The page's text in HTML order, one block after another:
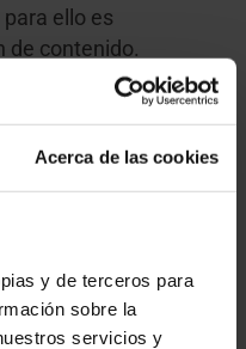
Acerca de las cookies
y de terceros para
sobre la
servicios y
ello es
de contenido.
comparte con la
las inspecciones,
de un plan de
a los resultados
obtenido.